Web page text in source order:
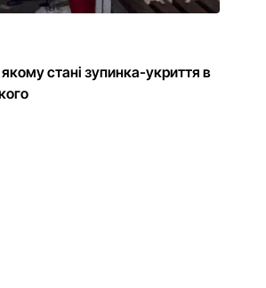
стані зупинка-укриття в